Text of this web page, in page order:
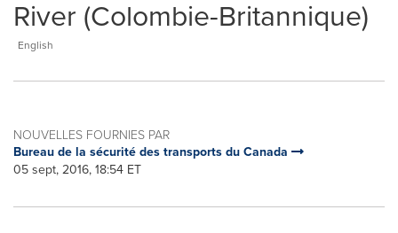
River (Colombie-Britannique)
English
NOUVELLES FOURNIES PAR
Bureau de la sécurité des transports du Canada
05 sept, 2016, 18:54 ET